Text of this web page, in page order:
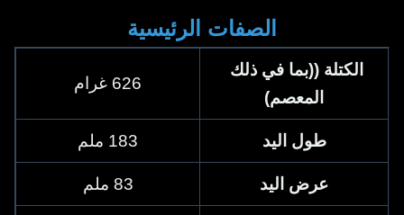
الصفات الرئيسية
الكتلة ((بما في ذلك
المعصم)
طول اليد
عرض اليد